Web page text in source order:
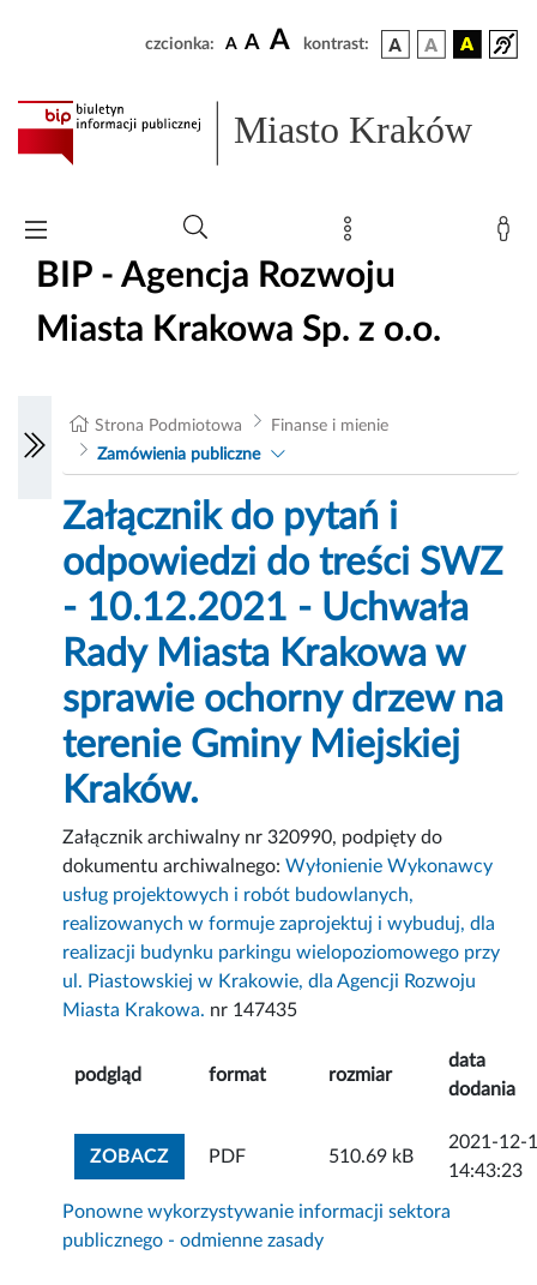
czcionka: A A A kontrast:
Miasto Kraków
BIP - Agencja Rozwoju
Miasta Krakowa Sp. z o.o.
Strona Podmiotowa
Finanse i mienie
Zamówienia publiczne
Załącznik do pytań i
odpowiedzi do treści SWZ
- 10.12.2021 - Uchwała
Rady Miasta Krakowa w
sprawie ochorny drzew na
terenie Gminy Miejskiej
Kraków.
Załącznik archiwalny nr 320990, podpięty do
dokumentu archiwalnego:Wyłonienie Wykonawcy
usług projektowych i robót budowlanych,
realizowanych w formuje zaprojektuj i wybuduj, dla
realizacji budynku parkingu wielopoziomowego przy
ul. Piastowskiej w Krakowie, dla Agencji Rozwoju
Miasta Krakowa. nr 147435
podgląd format rozmiar
data
dodania
ZOBACZZOBACZ ZAŁĄCZNIK
PDF 510.69 kB
2021-12-
14:43:23
Ponowne wykorzystywanie informacji sektora
publicznego - odmienne zasady